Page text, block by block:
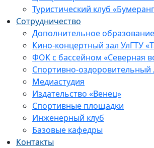
Туристический клуб
Сотрудничество
Дополнительное образование
Кино-концертный зал УлГТУ
ФОК с бассейном «Северная
Спортивно-оздоровительный
Медиастудия
Издательство «Венец»
Спортивные площадки
Инженерный клуб
Базовые кафедры
Контакты